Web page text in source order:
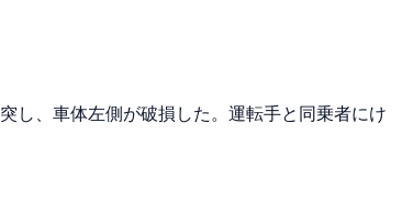
し、車体左側が破損した。運転手と同乗者にけ